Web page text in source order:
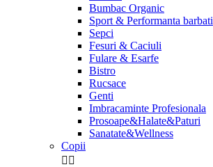
Bumbac Organic
Sport & Performanta barbati
Sepci
Fesuri & Caciuli
Fulare & Esarfe
Bistro
Rucsace
Genti
Imbracaminte Profesionala
Prosoape&Halate&Paturi
Sanatate&Wellness
Copii
 